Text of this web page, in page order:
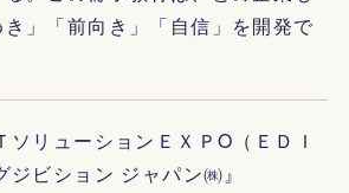
」「前向き」「自信」を開発で
ソリューションＥＸＰO（ＥＤＩ
ジビション ジャパン㈱』